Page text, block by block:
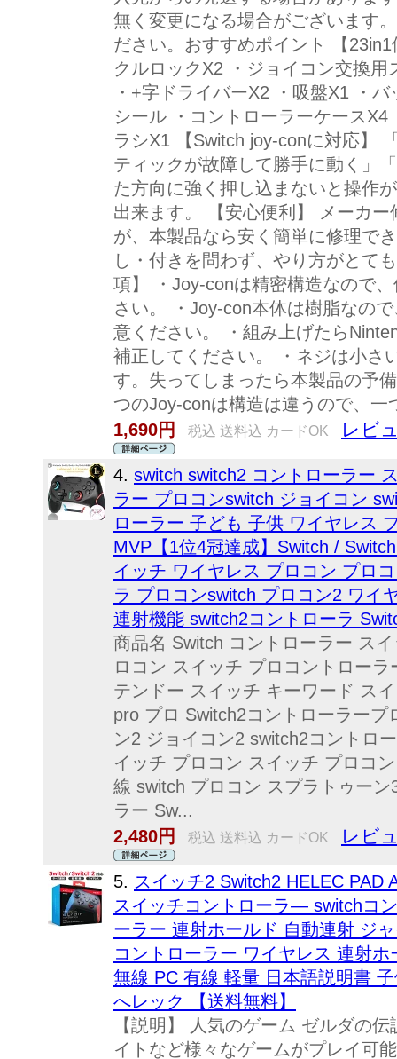
無く変更になる場合がございます
ださい。おすすめポイント 【
クルロックX2 ・ジョイコン交換
・+字ドライバーX2 ・吸盤X1 ・
シール ・コントローラーケース
ラシX1 【Switch joy-conに対応】
ティックが故障して勝手に動く」
た方向に強く押し込まないと操作
出来ます。 【安心便利】 メーカ
が、本製品なら安く簡単に修理で
し・付きを問わず、やり方がとて
項】 ・Joy-conは精密構造なので
さい。 ・Joy-con本体は樹脂なの
意ください。 ・組み上げたら
補正してください。 ・ネジは小さ
す。失ってしまったら本製品の予
つのJoy-conは構造は違うので、一
1,690円
税込 送料込 カードOK レビ
4. switch switch2 コントローラー
ラー プロコンswitch ジョイコン
ローラー 子ども 子供 ワイヤレス
MVP【1位4冠達成】Switch /
イッチ ワイヤレス プロコン プロ
ラ プロコンswitch プロコン2 ワイ
連射機能 switch2コントローラ
商品名 Switch コントローラー ス
ロコン スイッチ プロコントロー
テンドー スイッチ キーワード ス
pro プロ Switch2コントローラー
ン2 ジョイコン2 switch2コントロ
イッチ プロコン スイッチ プロコ
線 switch プロコン スプラトゥー
ラー Sw...
2,480円
税込 送料込 カードOK レビ
5. スイッチ2 Switch2 HELEC PAD
スイッチコントローラ— switchコ
ーラー 連射ホールド 自動連射 ジ
コントローラー ワイヤレス 連射
無線 PC 有線 軽量 日本語説明書
へレック 【送料無料】
【説明】 人気のゲーム ゼルダの
イトなど様々なゲームがプレイ可